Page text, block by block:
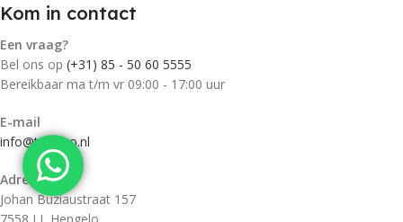
Kom in contact
Een vraag?
Bel ons op (+31) 85 - 50 60 5555
Bereikbaar ma t/m vr 09:00 - 17:00 uur
E-mail
info@tentpro.nl
Adres
Johan Buziaustraat 157
7558 LL Hengelo